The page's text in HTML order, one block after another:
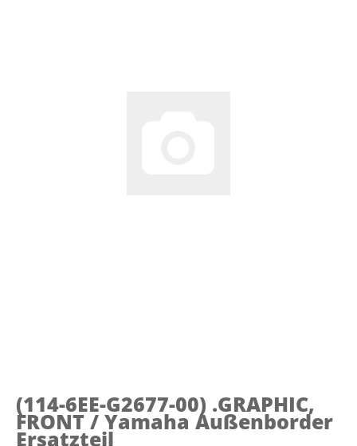
(114-6EE-G2677-00) .GRAPHIC,
FRONT / Yamaha Außenborder
Ersatzteil